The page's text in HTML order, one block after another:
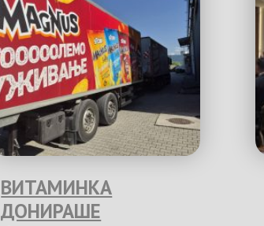
ВИТАМИНКА
ДОНИРАШЕ